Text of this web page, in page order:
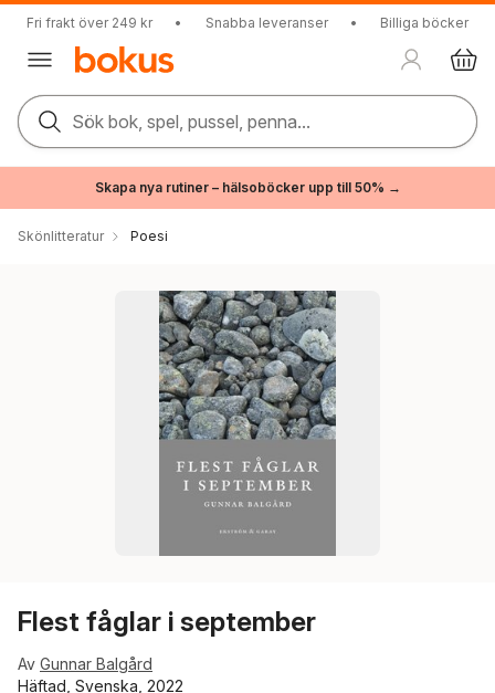
Fri frakt över 249 kr • Snabba leveranser • Billiga böcker
Sök bok, spel, pussel, penna...
Skapa nya rutiner – hälsoböcker upp till 50% →
Skönlitteratur Poesi
Flest fåglar i september
Av Gunnar Balgård
Häftad, Svenska, 2022